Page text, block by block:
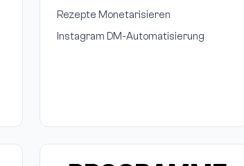
Rezepte Monetarisieren
Instagram DM-Automatisierung